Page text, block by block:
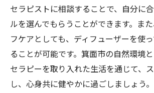
ストレスを箕面市で効果的に和
践的なヒント
簡単に始められるリラクゼー
ック
ストレスフリーな日々を送る
慣の見直し
セラピストに相談することで、自分に
ルを選んでもらうことができます。ま
フケアとしても、ディフューザーを使
ることが可能です。箕面市の自然環境
セラピーを取り入れた生活を通じて、
し、心身共に健やかに過ごしましょう。